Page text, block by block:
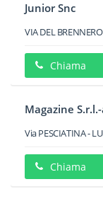
Junior Snc
VIA DEL
Chiama
Magazine
Via PESCIATINA -
Chiama